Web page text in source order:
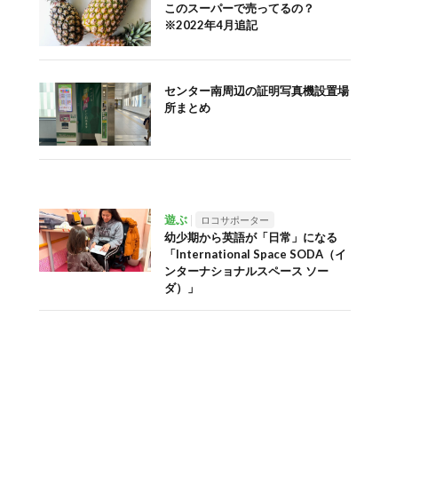
このスーパーで売ってるの？
※2022年4月追記
センター南周辺の証明写真機設置場
所まとめ
遊ぶ ロコサポーター
幼少期から英語が「日常」になる
「International Space SODA（イ
ンターナショナルスペース ソー
ダ）」